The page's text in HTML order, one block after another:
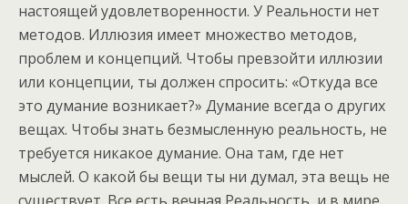
настоящей удовлетворенности. У Реальности нет
методов. Иллюзия имеет множество методов,
проблем и концепций. Чтобы превзойти иллюзии
или концепции, ты должен спросить: «Откуда все
это думание возникает?» Думание всегда о других
вещах. Чтобы знать безмысленную реальность, не
требуется никакое думание. Она там, где нет
мыслей. О какой бы вещи ты ни думал, эта вещь не